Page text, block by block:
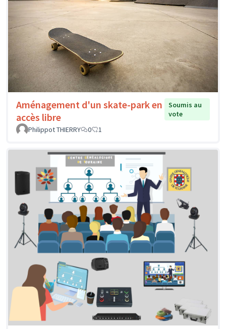
Aménagement d'un skate-park en
accès libre
Soumis au
vote
Philippot THIERRY
0 1